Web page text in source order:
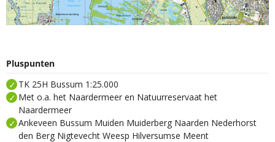
Pluspunten
TK 25H Bussum 1:25.000
Met o.a. het Naardermeer en Natuurreservaat het
Naardermeer
Ankeveen Bussum Muiden Muiderberg Naarden Nederhorst
den Berg Nigtevecht Weesp Hilversumse Meent